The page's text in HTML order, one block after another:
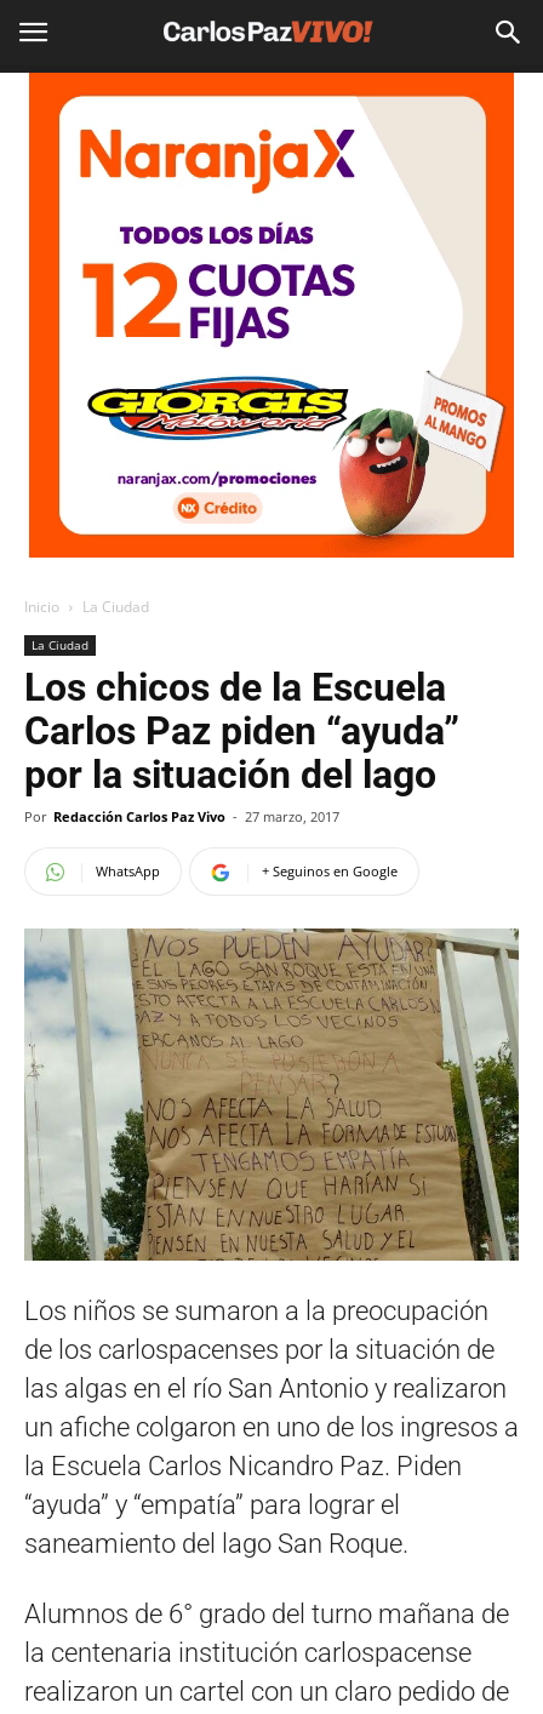
Inicio La Ciudad
La Ciudad
Los chicos de la Escuela
Carlos Paz piden “ayuda”
por la situación del lago
Por Redacción Carlos Paz Vivo - 27 marzo, 2017
WhatsApp + Seguinos en Google
Los niños se sumaron a la preocupación
de los carlospacenses por la situación de
las algas en el río San Antonio y realizaron
un afiche colgaron en uno de los ingresos a
la Escuela Carlos Nicandro Paz. Piden
“ayuda” y “empatía” para lograr el
saneamiento del lago San Roque.
Alumnos de 6° grado del turno mañana de
la centenaria institución carlospacense
realizaron un cartel con un claro pedido de